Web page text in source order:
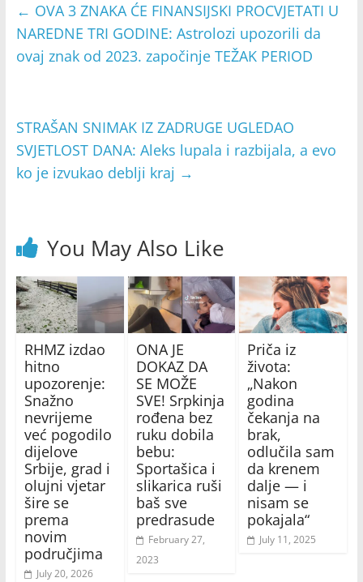
← OVA 3 ZNAKA ĆE FINANSIJSKI PROCVJETATI U
NAREDNE TRI GODINE: Astrolozi upozorili da
ovaj znak od 2023. započinje TEŽAK PERIOD
STRAŠAN SNIMAK IZ ZADRUGE UGLEDAO
SVJETLOST DANA: Aleks lupala i razbijala, a evo
ko je izvukao deblji kraj →
You May Also Like
RHMZ izdao
hitno
upozorenje:
Snažno
nevrijeme
već pogodilo
dijelove
Srbije, grad i
olujni vjetar
šire se
prema
novim
područjima
July 20, 2026
ONA JE
DOKAZ DA
SE MOŽE
SVE! Srpkinja
rođena bez
ruku dobila
bebu:
Sportašica i
slikarica ruši
baš sve
predrasude
February 27,
2023
Priča iz
života:
„Nakon
godina
čekanja na
brak,
odlučila sam
da krenem
dalje — i
nisam se
pokajala“
July 11, 2025